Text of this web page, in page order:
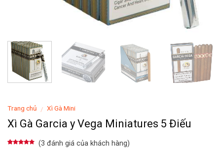
Trang chủ / Xì Gà Mini
Xì Gà Garcia y Vega Miniatures 5 Điếu
(3 đánh giá của khách hàng)